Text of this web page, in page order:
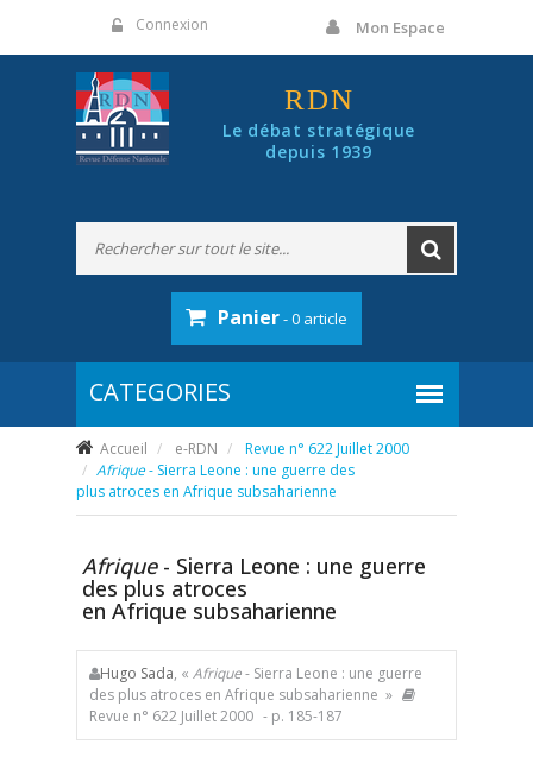
Connexion Mon Espace
RDN
Le débat stratégique
depuis 1939
Panier- 0 article
Accueil e-RDN
Revue n° 622 Juillet 2000
Afrique- Sierra Leone : une guerre des
plus atroces en Afrique subsaharienne
Afrique - Sierra Leone : une guerre
des plus atroces
en Afrique subsaharienne
Hugo Sada, « Afrique- Sierra Leone : une guerre
des plus atroces en Afrique subsaharienne »
Revue n° 622 Juillet 2000 - p. 185-187